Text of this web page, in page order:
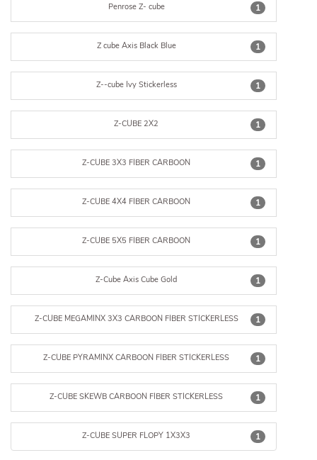
1
Penrose Z- cube
1
Z cube Axis Black Blue
1
Z--cube Ivy Stickerless
1
Z-CUBE 2X2
1
Z-CUBE 3X3 FIBER CARBOON
1
Z-CUBE 4X4 FIBER CARBOON
1
Z-CUBE 5X5 FIBER CARBOON
1
Z-Cube Axis Cube Gold
1
Z-CUBE MEGAMINX 3X3 CARBOON FIBER STICKERLESS
1
Z-CUBE PYRAMINX CARBOON FIBER STICKERLESS
1
Z-CUBE SKEWB CARBOON FIBER STICKERLESS
1
Z-CUBE SUPER FLOPY 1X3X3